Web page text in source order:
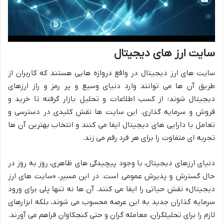
سایت ارز های دیجیتال
سایت های ارز دیجیتال در واقع دروازه هایی هستند که کاربران از
طریق آن ها می توانند وارد دنیای وسیع و پر رمز و راز ارزهای
دیجیتال شوند؛ از کسب اطلاعات و تحلیل بازار گرفته تا خرید و
فروش و سرمایه گذاری. این سایت ها نقش کلیدی در دسترسی و
تعامل با دارایی های دیجیتال ایفا می کنند و انتخاب بهترین آن ها
تجربه ای متفاوت را برای هر فرد رقم می زند.
دنیای ارزهای دیجیتال، با وجود پیچیدگی های ظاهری، روز به روز در
حال گسترش و پذیرش عمومی است. در این مسیر، «سایت های ارز
دیجیتال» نقش حیاتی را ایفا می کنند. آن ها نه تنها پلی برای ورود
سرمایه گذاران جدید به این عرصه محسوب می شوند، بلکه ابزارهای
لازم را برای تحلیلگران، معامله گران و حتی کنجکاوان فراهم می آورند.